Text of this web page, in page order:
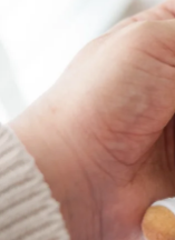
4,8 (sur la
Nos cadeaux
une note de 4,8
pays où nous
Carte de
Créez quelque